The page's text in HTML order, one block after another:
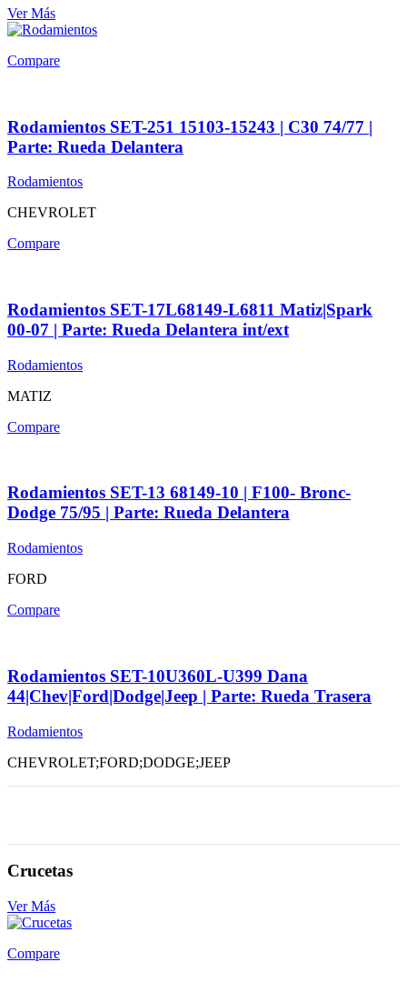
Ver Más
Compare
Rodamientos SET-251 15103-15243 | C30 74/77 |
Parte: Rueda Delantera
Rodamientos
CHEVROLET
Compare
Rodamientos SET-17L68149-L6811 Matiz|Spark
00-07 | Parte: Rueda Delantera int/ext
Rodamientos
MATIZ
Compare
Rodamientos SET-13 68149-10 | F100- Bronc-
Dodge 75/95 | Parte: Rueda Delantera
Rodamientos
FORD
Compare
Rodamientos SET-10U360L-U399 Dana
44|Chev|Ford|Dodge|Jeep | Parte: Rueda Trasera
Rodamientos
CHEVROLET;FORD;DODGE;JEEP
Crucetas
Ver Más
Compare